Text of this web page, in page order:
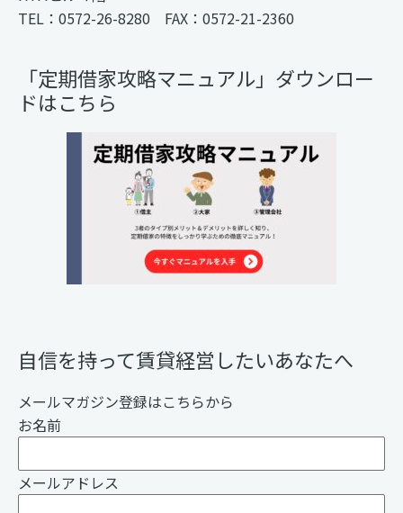
TEL：0572-26-8280 FAX：0572-21-2360
「定期借家攻略マニュアル」ダウンロー
ドはこちら
自信を持って賃貸経営したいあなたへ
メールマガジン登録はこちらから
お名前
メールアドレス